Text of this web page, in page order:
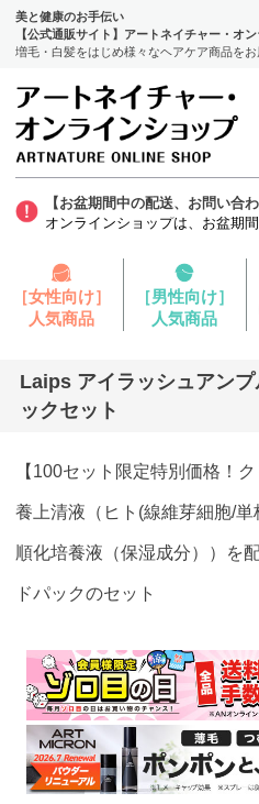
美と健康のお手伝い
【公式通販サイト】アートネイチャー・オ
増毛・白髪をはじめ様々なヘアケア商品をお
【お盆期間中の配送、お問い合
［女性向け］
人気商品
［男性向け］
人気商品
Laips アイラッシュアン
ックセット
【100セット限定特別価格！
養上清液（ヒト(線維芽細胞/
順化培養液（保湿成分））を
ドパックのセット